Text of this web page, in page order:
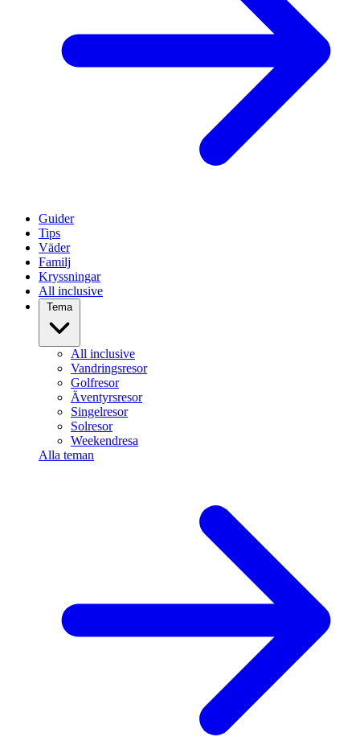
Guider
Tips
Väder
Familj
Kryssningar
All inclusive
Tema
All inclusive
Vandringsresor
Golfresor
Äventyrsresor
Singelresor
Solresor
Weekendresa
Alla teman